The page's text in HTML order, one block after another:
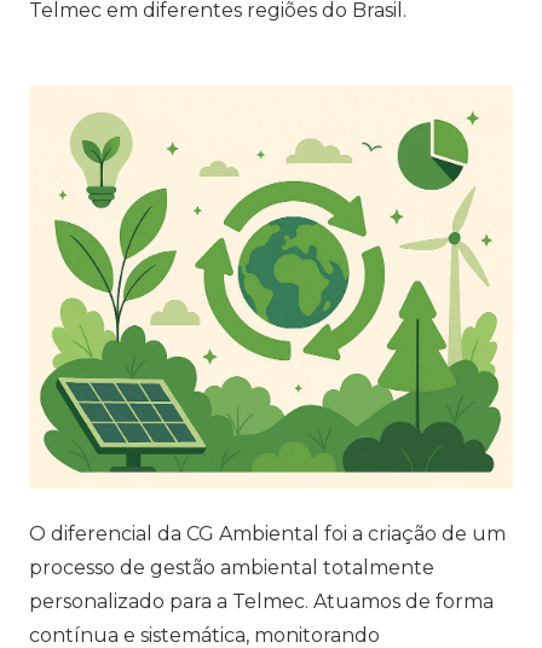
Telmec em diferentes regiões do Brasil.
O diferencial da CG Ambiental foi a criação de um
processo de gestão ambiental totalmente
personalizado para a Telmec. Atuamos de forma
contínua e sistemática, monitorando